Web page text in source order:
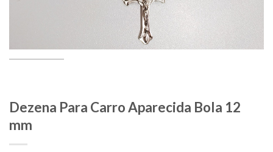
Dezena Para Carro Aparecida Bola 12
mm